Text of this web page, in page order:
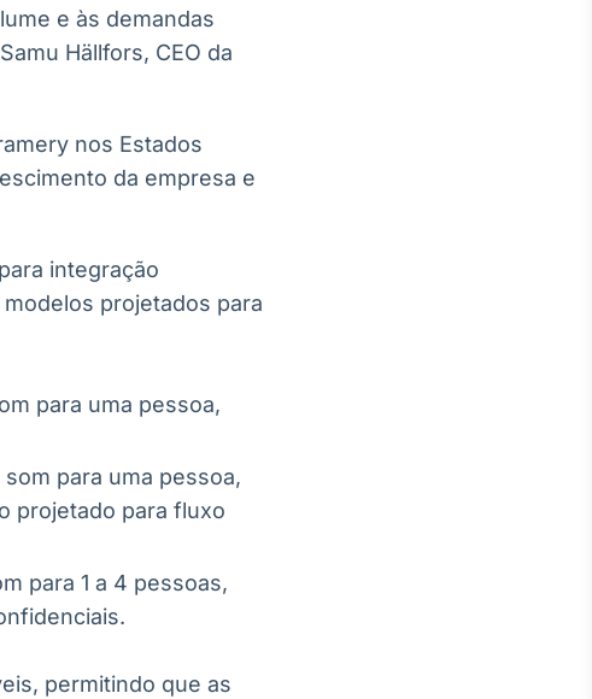
e às demandas
Hällfors, CEO da
nos Estados
da empresa e
integração
projetados para
para uma pessoa,
para uma pessoa,
projetado para fluxo
para 1 a 4 pessoas,
permitindo que as